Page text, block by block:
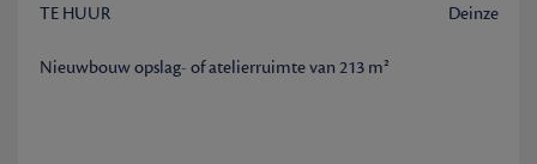
TE HUUR Deinze
Nieuwbouw opslag- of atelierruimte van 213 m²